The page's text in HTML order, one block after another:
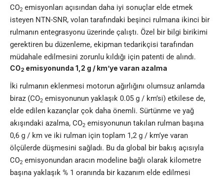
CO2 emisyonları açısından daha iyi sonuçlar elde etmek
isteyen NTN-SNR, volan tarafındaki beşinci rulmana ikinci bir
rulmanın entegrasyonu üzerinde çalıştı. Özel bir bilgi birikimi
gerektiren bu düzenleme, ekipman tedarikçisi tarafından
müdahale edilmesini zorunlu kıldığı için patenti de alındı.
CO2 emisyonunda 1,2 g / km’ye varan azalma
İki rulmanın eklenmesi motorun ağırlığını olumsuz anlamda
biraz (CO2 emisyonunun yaklaşık 0.05 g / km’si) etkilese de,
elde edilen kazançlar çok daha önemli. Sürtünme ve yağ
akışındaki azalma, CO2 emisyonunun takılan rulman başına
0,6 g / km ve iki rulman için toplam 1,2 g / km’ye varan
ölçülerde düşmesini sağladı. Bu da global bir bakış açısıyla
CO2 emisyonundan aracın modeline bağlı olarak kilometre
başına yaklaşık % 1 oranında bir kazanım elde edilmesi